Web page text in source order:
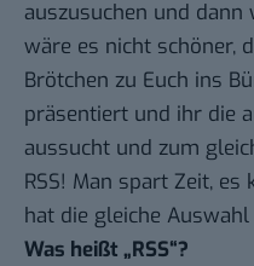
auszusuchen und dann
wäre es nicht schöner,
Brötchen zu Euch ins
präsentiert und ihr die
aussucht und zum
RSS! Man spart Zeit,
hat die gleiche
Was heißt „RSS“?